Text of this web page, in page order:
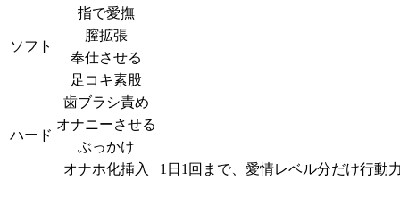
ソフト
指で愛撫
膣拡張
奉仕させる
足コキ素股
ハード
歯ブラシ責め
オナニーさせる
ぶっかけ
オナホ化挿入
1日1回まで、愛情レベル分だけ行動